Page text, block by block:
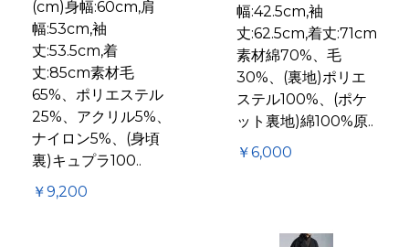
(cm)身幅:60cm,肩
幅:53cm,袖
丈:53.5cm,着
丈:85cm素材毛
65%、ポリエステル
25%、アクリル5%、
ナイロン5%、(身頃
裏)キュプラ100..
￥9,200
幅:42.5cm,袖
丈:62.5cm,着丈:71cm
素材綿70%、毛
30%、(裏地)ポリエ
ステル100%、(ポケ
ット裏地)綿100%原..
￥6,000